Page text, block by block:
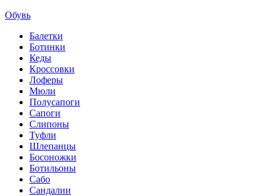
Обувь
Балетки
Ботинки
Кеды
Кроссовки
Лоферы
Мюли
Полусапоги
Сапоги
Слипоны
Туфли
Шлепанцы
Босоножки
Ботильоны
Сабо
Сандалии